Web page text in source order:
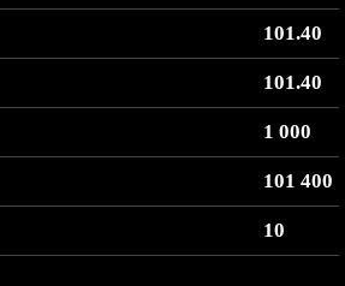
101.40
101.40
1 000
101 400
10